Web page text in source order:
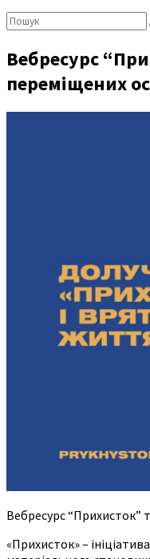
Пошук:
Вебресурс
переміщених
Вебресурс “Прихисток”
«Прихисток» –